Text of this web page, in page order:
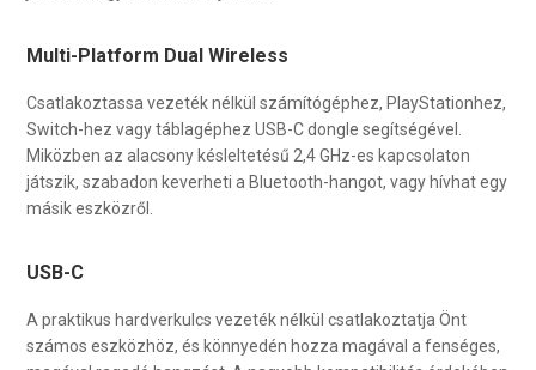
Multi-Platform Dual Wireless
Csatlakoztassa vezeték nélkül számítógéphez, PlayStationhez,
Switch-hez vagy táblagéphez USB-C dongle segítségével.
Miközben az alacsony késleltetésű 2,4 GHz-es kapcsolaton
játszik, szabadon keverheti a Bluetooth-hangot, vagy hívhat egy
másik eszközről.
USB-C
A praktikus hardverkulcs vezeték nélkül csatlakoztatja Önt
számos eszközhöz, és könnyedén hozza magával a fenséges,